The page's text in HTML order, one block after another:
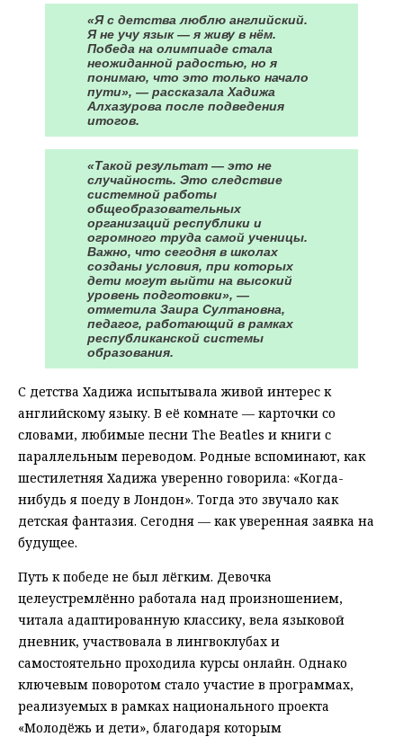
«Я с детства люблю английский.
Я не учу язык — я живу в нём.
Победа на олимпиаде стала
неожиданной радостью, но я
понимаю, что это только начало
пути», — рассказала Хадижа
Алхазурова после подведения
итогов.
«Такой результат — это не
случайность. Это следствие
системной работы
общеобразовательных
организаций республики и
огромного труда самой ученицы.
Важно, что сегодня в школах
созданы условия, при которых
дети могут выйти на высокий
уровень подготовки», —
отметила Заира Султановна,
педагог, работающий в рамках
республиканской системы
образования.
С детства Хадижа испытывала живой интерес к
английскому языку. В её комнате — карточки со
словами, любимые песни The Beatles и книги с
параллельным переводом. Родные вспоминают, как
шестилетняя Хадижа уверенно говорила: «Когда-
нибудь я поеду в Лондон». Тогда это звучало как
детская фантазия. Сегодня — как уверенная заявка на
будущее.
Путь к победе не был лёгким. Девочка
целеустремлённо работала над произношением,
читала адаптированную классику, вела языковой
дневник, участвовала в лингвоклубах и
самостоятельно проходила курсы онлайн. Однако
ключевым поворотом стало участие в программах,
реализуемых в рамках национального проекта
«Молодёжь и дети», благодаря которым